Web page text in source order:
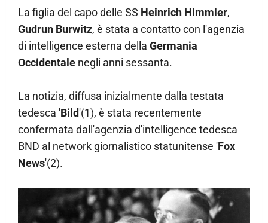
La figlia del capo delle SS Heinrich Himmler,
Gudrun Burwitz, è stata a contatto con l'agenzia
di intelligence esterna della Germania
Occidentale negli anni sessanta.
La notizia, diffusa inizialmente dalla testata
tedesca 'Bild'(1), è stata recentemente
confermata dall'agenzia d'intelligence tedesca
BND al network giornalistico statunitense 'Fox
News'(2).